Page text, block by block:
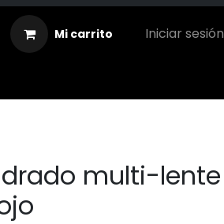
Mi carrito Iniciar sesión
multi-lente